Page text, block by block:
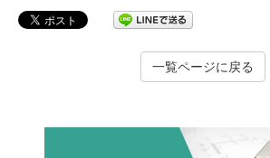
一覧ページに戻る